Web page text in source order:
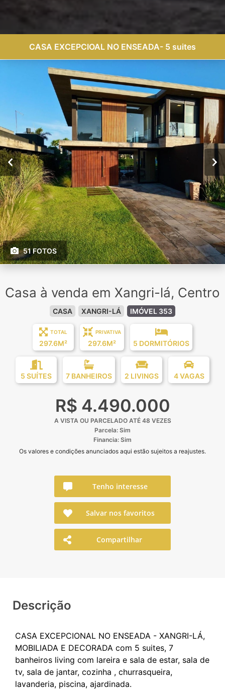
CASA EXCEPCIOAL NO ENSEADA- 5 suites
51 FOTOS
Casa à venda em Xangri-lá, Centro
CASA XANGRI-LÁ IMÓVEL 353
TOTAL
297.6M²
PRIVATIVA
297.6M² 5 DORMITÓRIOS
5 SUÍTES 7 BANHEIROS 2 LIVINGS 4 VAGAS
R$ 4.490.000
A VISTA OU PARCELADO ATÉ 48 VEZES
Parcela: Sim
Financia: Sim
Os valores e condições anunciados aqui estão sujeitos a reajustes.
Tenho interesse
Salvar nos favoritos
Compartilhar
Descrição
CASA EXCEPCIONAL NO ENSEADA - XANGRI-LÁ,
MOBILIADA E DECORADA com 5 suites, 7
banheiros living com lareira e sala de estar, sala de
tv, sala de jantar, cozinha , churrasqueira,